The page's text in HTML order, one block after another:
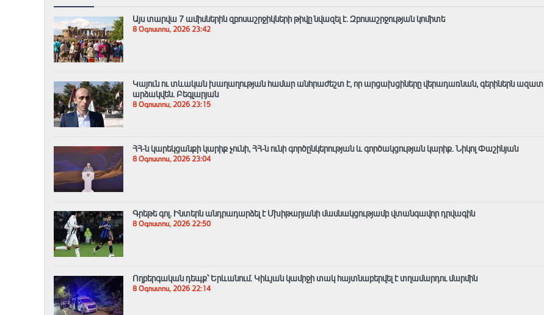
Այս տարվա 7 ամիսներին զբոսաշրջիկների թիվը նվազել է. Զբոսաշրջության կոմիտե
8 Օգոստոս, 2026 23:42
Կայուն ու տևական խաղաղության համար անհրաժեշտ է, որ արցախցիները վերադառնան, գերիներն ազատ
արձակվեն․ Բեգլարյան
8 Օգոստոս, 2026 23:15
ՀՀ-ն կարեկցանքի կարիք չունի, ՀՀ-ն ունի գործընկերության և գործակցության կարիք․ Նիկոլ Փաշինյան
8 Օգոստոս, 2026 23:04
Գրեթե գոլ. Ինտերն անդրադարձել է Մխիթարյանի մասնակցությամբ վտանգավոր դրվագին
8 Օգոստոս, 2026 22:50
Ողբերգական դեպք՝ Երևանում․ Կիևյան կամրջի տակ հայտնաբերվել է տղամարդու մարմին
8 Օգոստոս, 2026 22:14